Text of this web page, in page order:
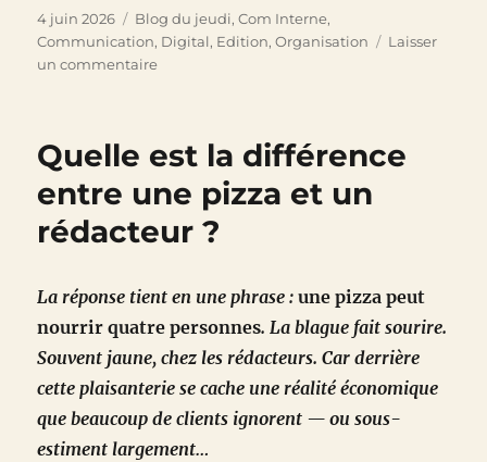
Publié
le
4 juin 2026 Catégories
Blog du jeudi,Com Interne,
Communication, Digital, Edition,Organisation
Laisser
un commentairesur
nouveau
Quelle est la différence
entre une pizza et un
rédacteur ?
La réponse tient en une phrase :une pizza peut
nourrir quatre personnes. La blague fait sourire.
Souvent jaune, chez les rédacteurs. Car derrière
cette plaisanterie se cache une réalité économique
que beaucoup de clients ignorent — ou sous-
estiment largement…